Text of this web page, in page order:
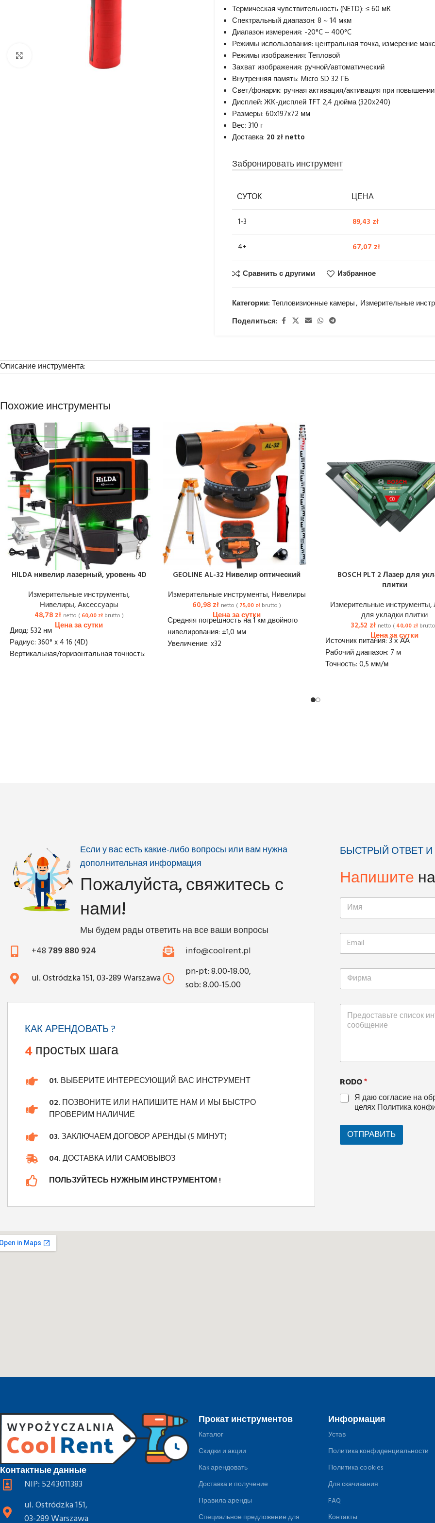
Термическая чувствительность (NETD): ≤ 60 мК
Спектральный диапазон: 8 ~ 14 мкм
Диапазон измерения: -20°C ~ 400°C
Режимы использования: центральная точка, измерение
Режимы изображения: Тепловой
Захват изображения: ручной/автоматический
Внутренняя память: Micro SD 32 ГБ
Свет/фонарик: ручная активация/активация при
Дисплей: ЖК-дисплей TFT 2,4 дюйма (320x240)
Размеры: 60x197x72 мм
Вес: 310 г
Доставка: 20 zł netto
Забронировать инструмент
СУТОК ЦЕНА
1-3 89,43 zł
4+ 67,07 zł
Сравнить с другими Избранное
Категории: Тепловизионные камеры, Измерительные
Поделиться:
Описание инструмента:
Похожие инструменты
HILDA нивелир лазерный, уровень 4D
Измерительные инструменты,
Нивелиры,Аксессуары
48,78 zł netto ( 60,00 złbrutto )
Диод: 532 нм
Радиус: 360° x 4 16 (4D)
Вертикальная/горизонтальная точность:
GEOLINE AL-32 Нивелир оптический
Измерительные инструменты, Нивелиры
60,98 zł netto ( 75,00 zł brutto )
Средняя погрешность на 1 км двойного
нивелирования: ±1,0 мм
Увеличение: x32
BOSCH PLT 2 Лазер для
плитки
Измерительные инструменты,
для укладки плитки
32,52 zł netto ( 40,00 zł
Источник питания: 3 х АА
Рабочий диапазон: 7 м
Точность: 0,5 мм/м
Если у вас есть какие-либо вопросы или вам нужна
дополнительная информация
Пожалуйста, свяжитесь с
нами!
Мы будем рады ответить на все ваши вопросы
+48 789 880 924
info@coolrent.pl
ul. Ostródzka 151, 03-289 Warszawa
pn-pt: 8.00-18.00,
sob: 8.00-15.00
КАК АРЕНДОВАТЬ ?
4простых шага
01. ВЫБЕРИТЕ ИНТЕРЕСУЮЩИЙ ВАС ИНСТРУМЕНТ
02. ПОЗВОНИТЕ ИЛИ НАПИШИТЕ НАМ И МЫ БЫСТРО
ПРОВЕРИМ НАЛИЧИЕ
03.ЗАКЛЮЧАЕМ ДОГОВОР АРЕНДЫ (5 МИНУТ)
04.ДОСТАВКА ИЛИ САМОВЫВОЗ
ПОЛЬЗУЙТЕСЬ НУЖНЫМ ИНСТРУМЕНТОМ !
БЫСТРЫЙ ОТВЕТ
Напишите
RODO*
Я даю согласие на
целяхПолитика
ОТПРАВИТЬ
Контактные данные
NIP: 5243011383
ul. Ostródzka 151,
03-289 Warszawa
Прокат инструментов
Каталог
Скидки и акции
Как арендовать
Доставка и получение
Правила аренды
Специальное предложение для
Информация
Устав
Политика конфиденциальности
Политика cookies
Для скачивания
FAQ
Контакты